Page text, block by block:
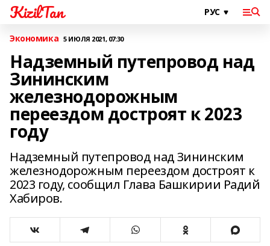
KizilTan
Экономика 5 ИЮЛЯ 2021, 07:30
Надземный путепровод над
Зининским
железнодорожным
переездом достроят к 2023
году
Надземный путепровод над Зининским
железнодорожным переездом достроят к
2023 году, сообщил Глава Башкирии Радий
Хабиров.